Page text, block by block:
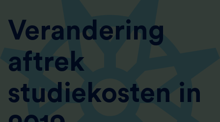
Verandering
aftrek
studiekosten in